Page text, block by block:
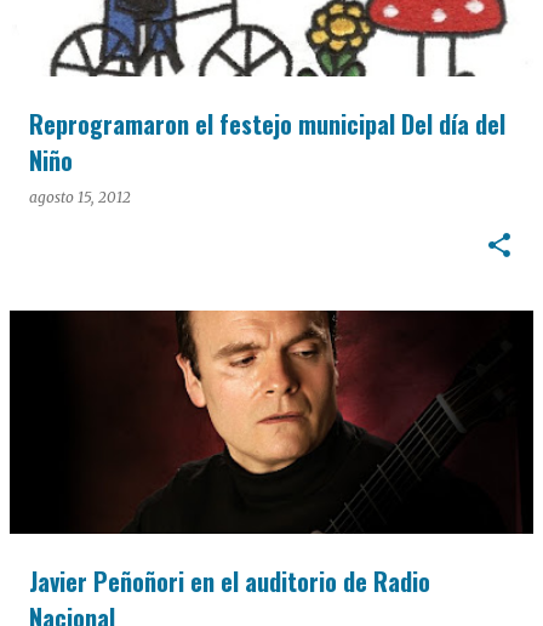
Reprogramaron el festejo municipal Del día del
Niño
agosto 15, 2012
Javier Peñoñori en el auditorio de Radio
Nacional